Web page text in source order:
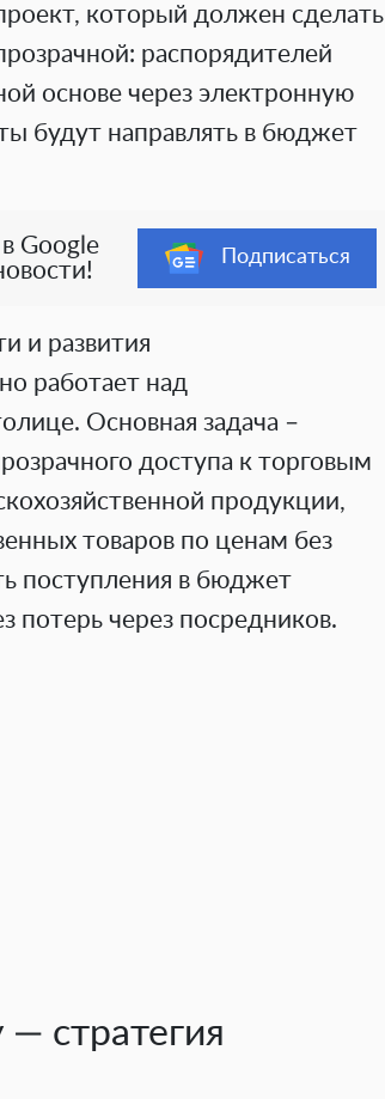
который должен сделать
распорядителей
основе через электронную
будут направлять в бюджет
Google
Подписаться
и развития
работает над
Основная задача –
доступа к торговым
продукции,
товаров по ценам без
поступления в бюджет
потерь через посредников.
стратегия